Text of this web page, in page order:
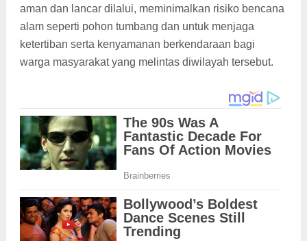
aman dan lancar dilalui, meminimalkan risiko bencana
alam seperti pohon tumbang dan untuk menjaga
ketertiban serta kenyamanan berkendaraan bagi
warga masyarakat yang melintas diwilayah tersebut.